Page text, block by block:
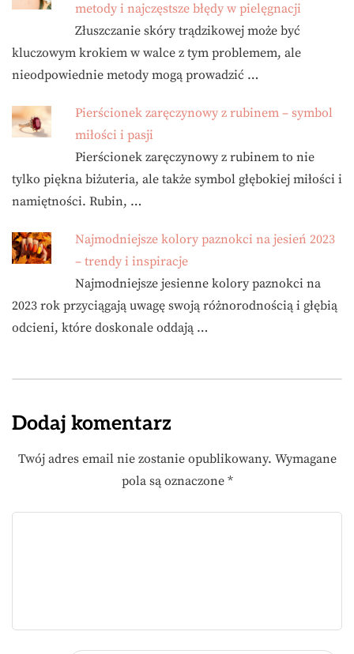
metody i najczęstsze błędy w pielęgnacji
Złuszczanie skóry trądzikowej może być
kluczowym krokiem w walce z tym problemem, ale
nieodpowiednie metody mogą prowadzić …
Pierścionek zaręczynowy z rubinem – symbol
miłości i pasji
Pierścionek zaręczynowy z rubinem to nie
tylko piękna biżuteria, ale także symbol głębokiej miłości i
namiętności. Rubin, …
Najmodniejsze kolory paznokci na jesień 2023
– trendy i inspiracje
Najmodniejsze jesienne kolory paznokci na
2023 rok przyciągają uwagę swoją różnorodnością i głębią
odcieni, które doskonale oddają …
Dodaj komentarz
Twój adres email nie zostanie opublikowany. Wymagane
pola są oznaczone *